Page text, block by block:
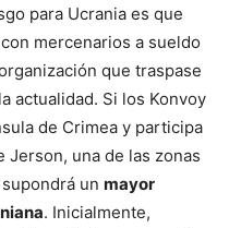
para Ucrania es que
mercenarios a sueldo
que traspase
actualidad. Si los Konvoy
de Crimea y participa
Jerson, una de las zonas
un mayor
. Inicialmente,